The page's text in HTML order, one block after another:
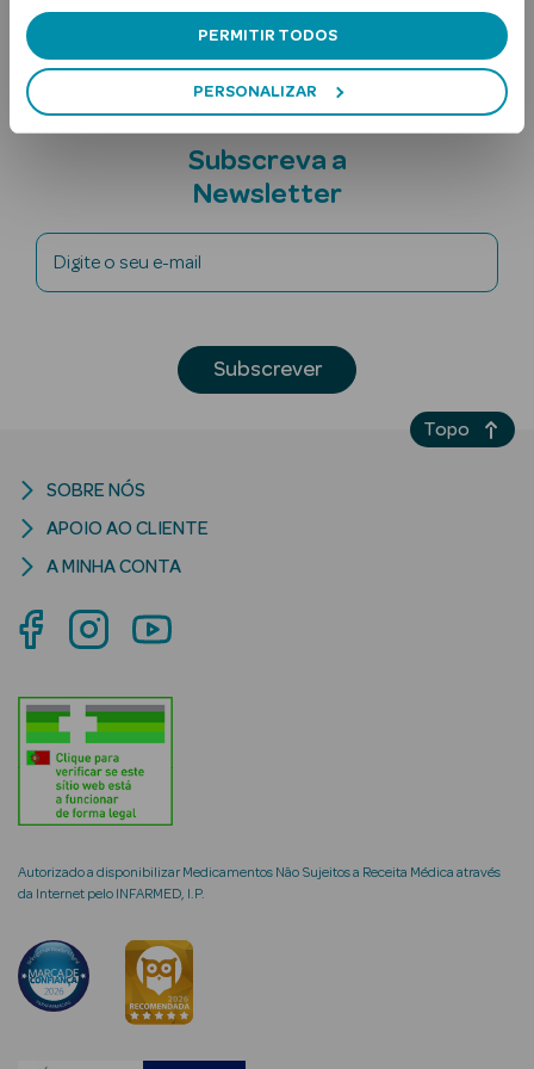
PERMITIR TODOS
PERSONALIZAR
Ver Tudo
Solares
Criança
Ver Tudo
Cosmética
Rosto
Creme de Olhos
Subscreva a
Newsletter
Digite o seu e-mail
Subscrever
Autorizado a disponibilizar Medicamentos Não Sujeitos a Receita Médica através
da Internet pelo INFARMED, I.P.
SOBRE NÓS
APOIO AO CLIENTE
A MINHA CONTA
Topo